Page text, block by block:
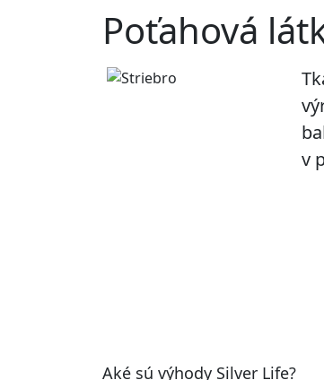
Poťahová
v
Aké sú výhody Silver Life?